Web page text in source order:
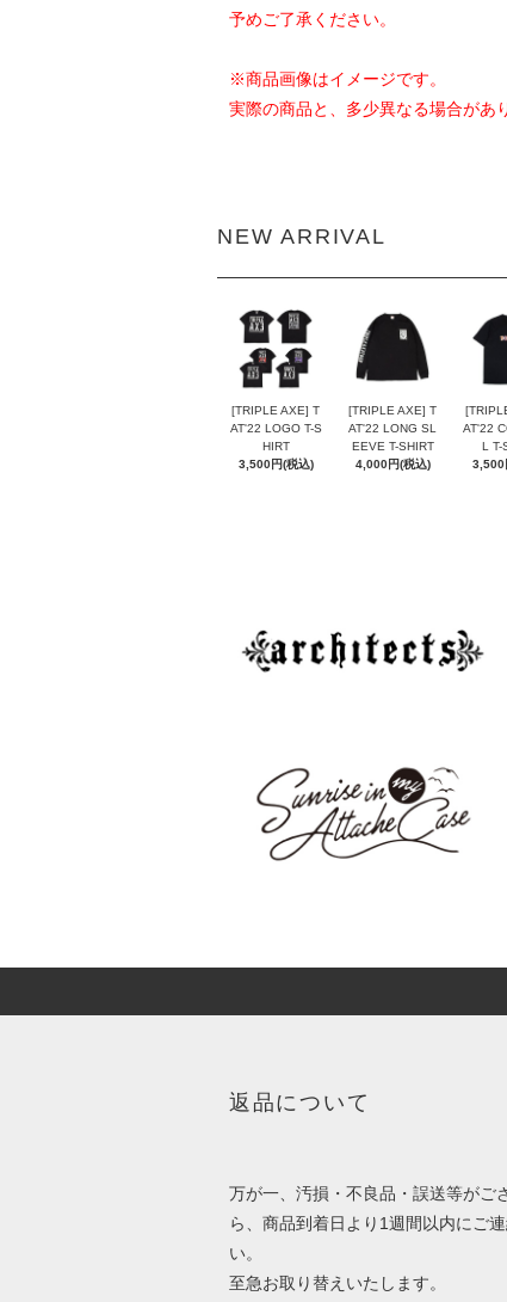
予めご了承ください。
※商品画像はイメージです。
実際の商品と、多少異なる場合があ
NEW ARRIVAL
[TRIPLE AXE] T
AT'22 LOGO T-S
HIRT
3,500円(税込)
[TRIPLE AXE] T
AT'22 LONG SL
EEVE T-SHIRT
4,000円(税込)
AT'22
L T-
3,500
返品について
万が一、汚損・不良品・誤送等がご
ら、商品到着日より1週間以内にご
い。
至急お取り替えいたします。